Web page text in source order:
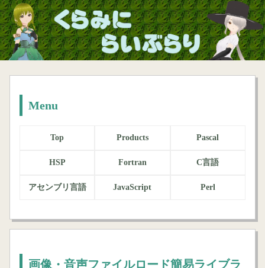
Menu
Top Products Pascal
HSP Fortran C言語
アセンブリ言語 JavaScript Perl
画像・音声ファイルロード簡易ライブラ